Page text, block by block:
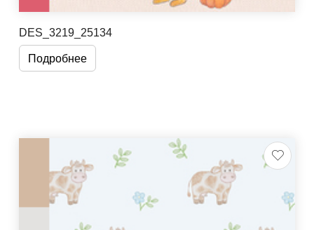
DES_3219_25134
Подробнее